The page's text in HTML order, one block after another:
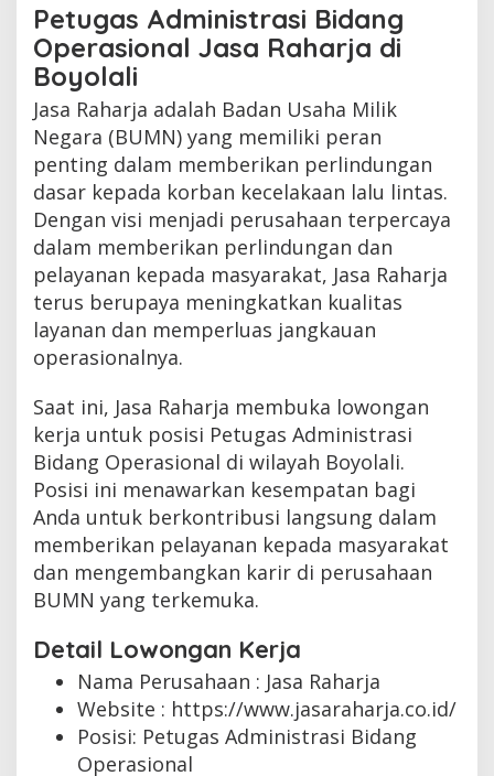
Petugas Administrasi Bidang
Operasional Jasa Raharja di
Boyolali
Jasa Raharja adalah Badan Usaha Milik
Negara (BUMN) yang memiliki peran
penting dalam memberikan perlindungan
dasar kepada korban kecelakaan lalu lintas.
Dengan visi menjadi perusahaan terpercaya
dalam memberikan perlindungan dan
pelayanan kepada masyarakat, Jasa Raharja
terus berupaya meningkatkan kualitas
layanan dan memperluas jangkauan
operasionalnya.
Saat ini, Jasa Raharja membuka lowongan
kerja untuk posisi Petugas Administrasi
Bidang Operasional di wilayah Boyolali.
Posisi ini menawarkan kesempatan bagi
Anda untuk berkontribusi langsung dalam
memberikan pelayanan kepada masyarakat
dan mengembangkan karir di perusahaan
BUMN yang terkemuka.
Detail Lowongan Kerja
Nama Perusahaan : Jasa Raharja
Website : https://www.jasaraharja.co.id/
Posisi: Petugas Administrasi Bidang
Operasional